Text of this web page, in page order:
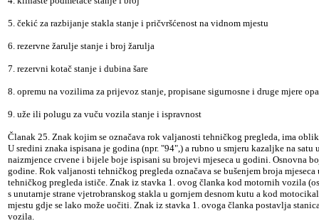
5. čekić za razbijanje stakla stanje i pričvršćenost na vidnom mjestu
6. rezervne žarulje stanje i broj žarulja
7. rezervni kotač stanje i dubina šare
8. opremu na vozilima za prijevoz stanje, propisane sigurnosne i druge mjere
9. uže ili polugu za vuču vozila stanje i ispravnost
Članak 25. Znak kojim se označava rok valjanosti tehničkog pregleda, ima
U sredini znaka ispisana je godina (npr. "94",) a rubno u smjeru kazaljke na
naizmjence crvene i bijele boje ispisani su brojevi mjeseca u godini. Osnovna
godine. Rok valjanosti tehničkog pregleda označava se bušenjem broja
tehničkog pregleda ističe. Znak iz stavka 1. ovog članka kod motornih vozila
s unutarnje strane vjetrobranskog stakla u gornjem desnom kutu a kod
mjestu gdje se lako može uočiti. Znak iz stavka 1. ovoga članka postavlja
vozila.